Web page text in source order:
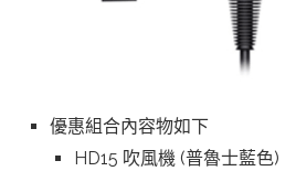
優惠組合內容物如下
HD15 吹風機 (普魯士藍色)